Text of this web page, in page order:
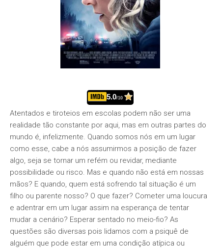
5.0/10
Atentados e tiroteios em escolas podem não ser uma
realidade tão constante por aqui, mas em outras partes do
mundo é, infelizmente. Quando somos nós em um lugar
como esse, cabe a nós assumirmos a posição de fazer
algo, seja se tornar um refém ou revidar, mediante
possibilidade ou risco. Mas e quando não está em nossas
mãos? E quando, quem está sofrendo tal situação é um
filho ou parente nosso? O que fazer? Cometer uma loucura
e adentrar em um lugar assim na esperança de tentar
mudar a cenário? Esperar sentado no meio-fio? As
questões são diversas pois lidamos com a psiquê de
alguém que pode estar em uma condição atípica ou